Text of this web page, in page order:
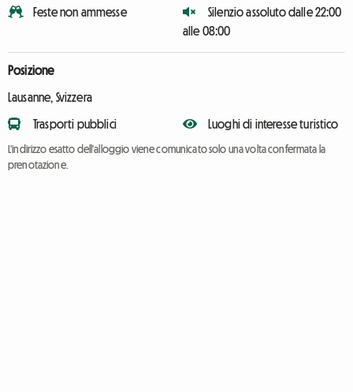
Feste non ammesse
Silenzio assoluto dalle 22:00
alle 08:00
Posizione
Lausanne, Svizzera
Trasporti pubblici Luoghi di interesse turistico
L'indirizzo esatto dell'alloggio viene comunicato solo una volta confermata la
prenotazione.